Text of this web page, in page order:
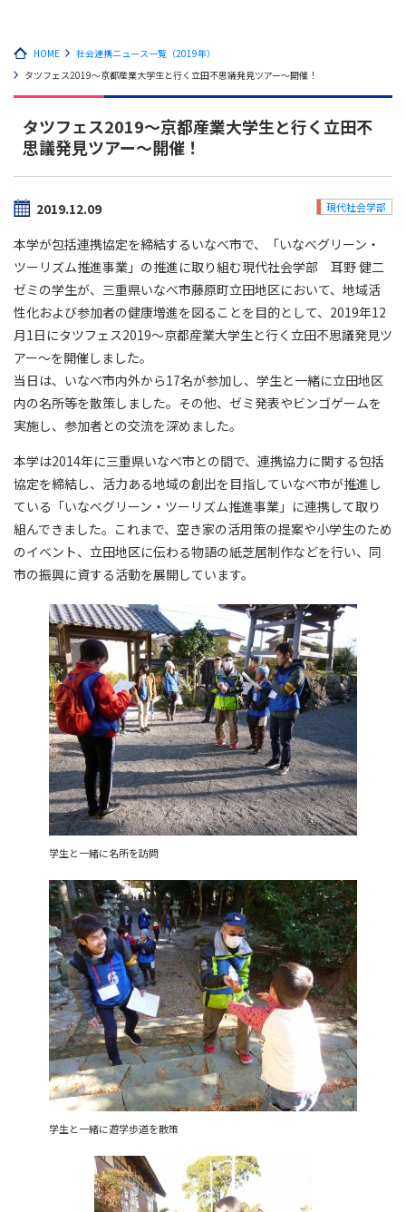
HOME
社会連携ニュース一覧（2019年）
タツフェス2019～京都産業大学生と行く立田不思議発見ツアー～開催！
タツフェス2019～京都産業大学生と行く立田不
思議発見ツアー～開催！
2019.12.09 現代社会学部
本学が包括連携協定を締結するいなべ市で、「いなべグリーン・
ツーリズム推進事業」の推進に取り組む現代社会学部 耳野 健二
ゼミの学生が、三重県いなべ市藤原町立田地区において、地域活
性化および参加者の健康増進を図ることを目的として、2019年12
月1日にタツフェス2019～京都産業大学生と行く立田不思議発見ツ
アー～を開催しました。
当日は、いなべ市内外から17名が参加し、学生と一緒に立田地区
内の名所等を散策しました。その他、ゼミ発表やビンゴゲームを
実施し、参加者との交流を深めました。
本学は2014年に三重県いなべ市との間で、連携協力に関する包括
協定を締結し、活力ある地域の創出を目指していなべ市が推進し
ている「いなべグリーン・ツーリズム推進事業」に連携して取り
組んできました。これまで、空き家の活用策の提案や小学生のため
のイベント、立田地区に伝わる物語の紙芝居制作などを行い、同
市の振興に資する活動を展開しています。
学生と一緒に名所を訪問
学生と一緒に遊学歩道を散策